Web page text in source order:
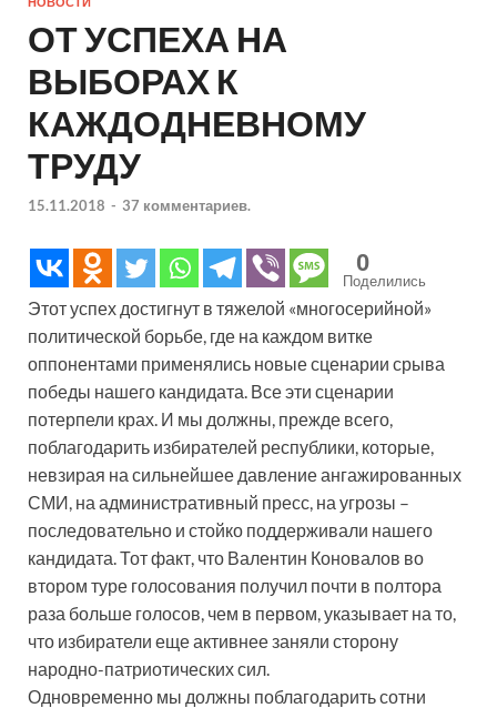
ОТ УСПЕХА НА
ВЫБОРАХ К
КАЖДОДНЕВНОМУ
ТРУДУ
15.11.2018 - 37 комментариев.
0
Поделились
Этот успех достигнут в тяжелой «многосерийной»
политической борьбе, где на каждом витке
оппонентами применялись новые сценарии срыва
победы нашего кандидата. Все эти сценарии
потерпели крах. И мы должны, прежде всего,
поблагодарить избирателей республики, которые,
невзирая на сильнейшее давление ангажированных
СМИ, на административный пресс, на угрозы –
последовательно и стойко поддерживали нашего
кандидата. Тот факт, что Валентин Коновалов во
втором туре голосования получил почти в полтора
раза больше голосов, чем в первом, указывает на то,
что избиратели еще активнее заняли сторону
народно-патриотических сил.
Одновременно мы должны поблагодарить сотни